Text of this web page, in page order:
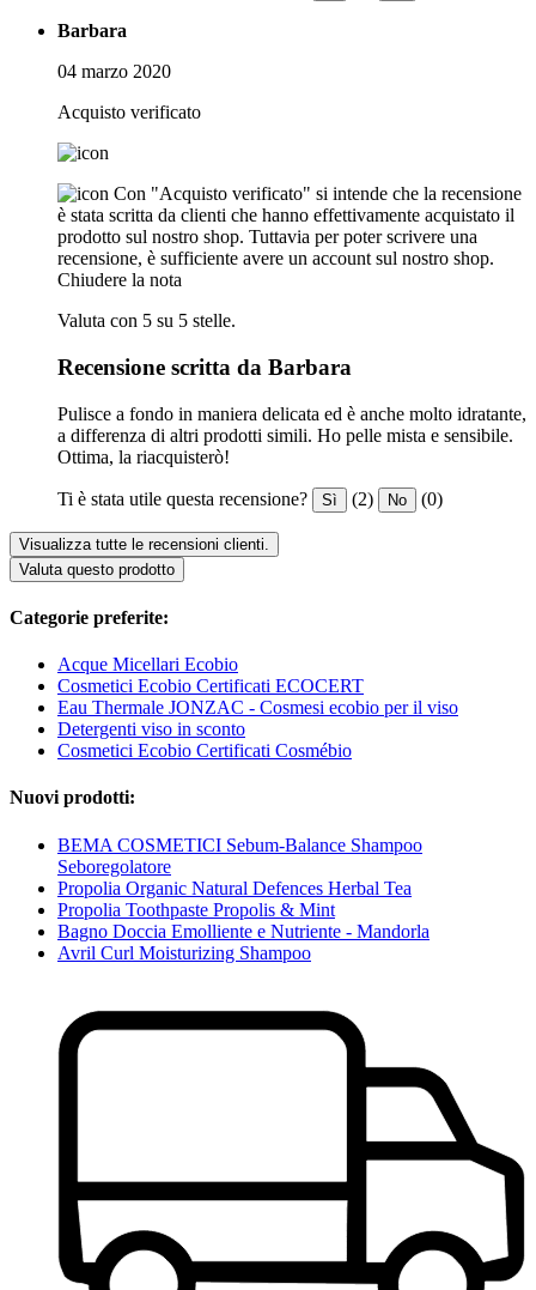
Barbara
04 marzo 2020
Acquisto verificato
Con "Acquisto verificato" si intende che la recensione
è stata scritta da clienti che hanno effettivamente acquistato il
prodotto sul nostro shop. Tuttavia per poter scrivere una
recensione, è sufficiente avere un account sul nostro shop.
Chiudere la nota
Valuta con 5 su 5 stelle.
Recensione scritta da Barbara
Pulisce a fondo in maniera delicata ed è anche molto idratante,
a differenza di altri prodotti simili. Ho pelle mista e sensibile.
Ottima, la riacquisterò!
Ti è stata utile questa recensione? Sì (2) No (0)
Visualizza tutte le recensioni clienti.
Valuta questo prodotto
Categorie preferite:
Acque Micellari Ecobio
Cosmetici Ecobio Certificati ECOCERT
Eau Thermale JONZAC - Cosmesi ecobio per il viso
Detergenti viso in sconto
Cosmetici Ecobio Certificati Cosmébio
Nuovi prodotti:
BEMA COSMETICI Sebum-Balance Shampoo
Seboregolatore
Propolia Organic Natural Defences Herbal Tea
Propolia Toothpaste Propolis & Mint
Bagno Doccia Emolliente e Nutriente - Mandorla
Avril Curl Moisturizing Shampoo